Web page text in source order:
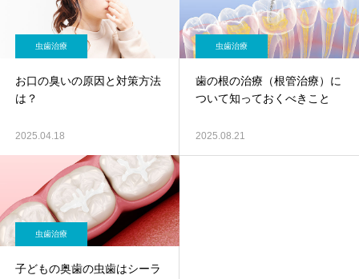
虫歯治療
お口の臭いの原因と対策方法
は？
2025.04.18
虫歯治療
歯の根の治療（根管治療）に
ついて知っておくべきこと
2025.08.21
虫歯治療
子どもの奥歯の虫歯はシーラ